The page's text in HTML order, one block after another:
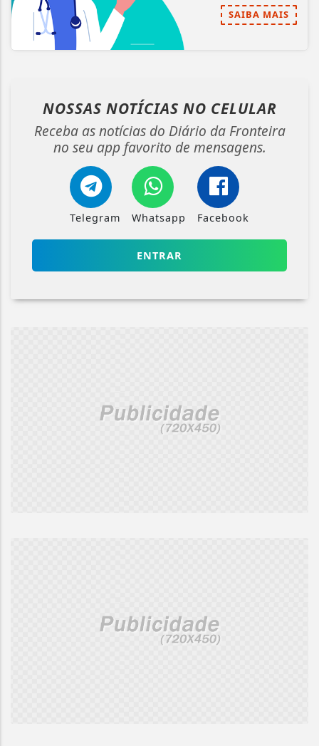
SAIBA MAIS
NOSSAS NOTÍCIAS NO CELULAR
Receba as notícias do Diário da Fronteira
no seu app favorito de mensagens.
Telegram Whatsapp Facebook
ENTRAR